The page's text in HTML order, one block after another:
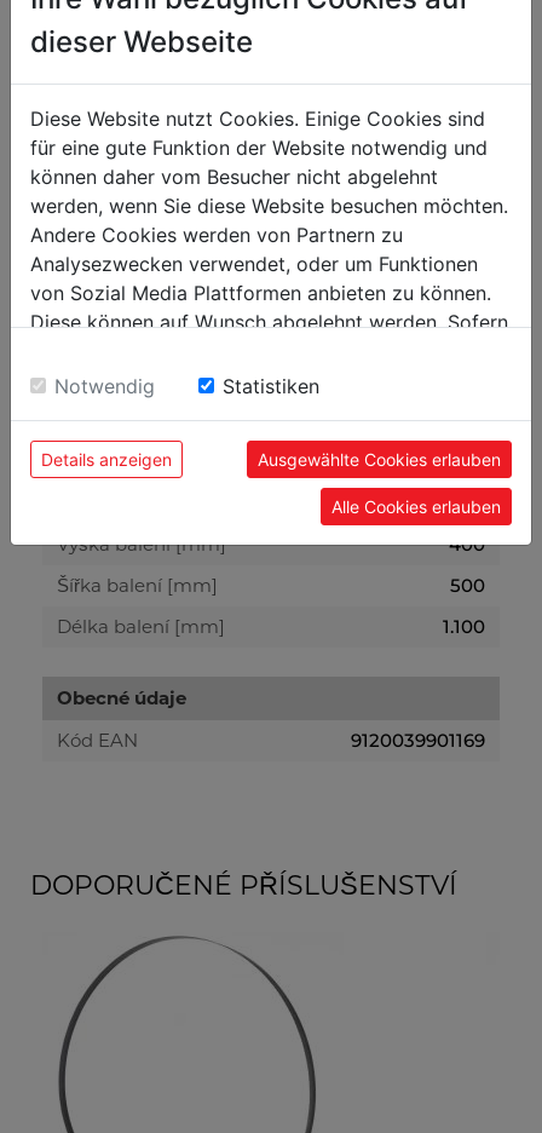
Max. šířka řezu s podélným pravítkem
[mm]
300
Pásové pily
Délka pilového pásu [mm]
2240
Průměr hnacího kola [mm]
Šířka pilového pásu [mm]
Rychlost pilového pásu [m/min]
360 / 720
Netto [kg]
Výška balení [mm]
400
Šířka balení [mm]
500
Délka balení [mm]
1.100
Obecné údaje
Kód EAN
9120039901169
DOPORUČENÉ PŘÍSLUŠENSTVÍ
dieser Webseite
Diese Website nutzt Cookies. Einige Cookies sind
für eine gute Funktion der Website notwendig und
können daher vom Besucher nicht abgelehnt
werden, wenn Sie diese Website besuchen möchten.
Andere Cookies werden von Partnern zu
Analysezwecken verwendet, oder um Funktionen
von Sozial Media Plattformen anbieten zu können.
Diese können auf Wunsch abgelehnt werden. Sofern
Einwilligung zu unseren Cookies.
Notwendig Statistiken
Details anzeigen Ausgewählte Cookies erlauben
Alle Cookies erlauben